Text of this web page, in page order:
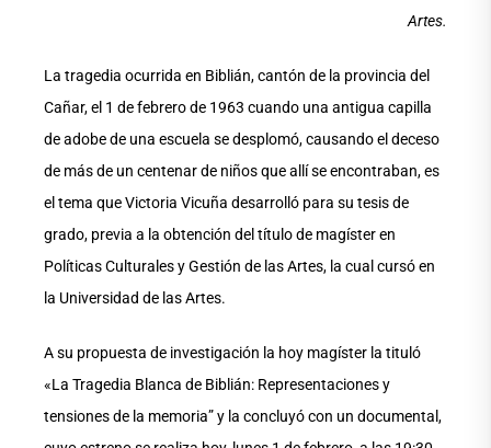
Artes.
La tragedia ocurrida en Biblián, cantón de la provincia del
Cañar, el 1 de febrero de 1963 cuando una antigua capilla
de adobe de una escuela se desplomó, causando el deceso
de más de un centenar de niños que allí se encontraban, es
el tema que Victoria Vicuña desarrolló para su tesis de
grado, previa a la obtención del título de magíster en
Políticas Culturales y Gestión de las Artes, la cual cursó en
la Universidad de las Artes.
A su propuesta de investigación la hoy magíster la tituló
«La Tragedia Blanca de Biblián: Representaciones y
tensiones de la memoria” y la concluyó con un documental,